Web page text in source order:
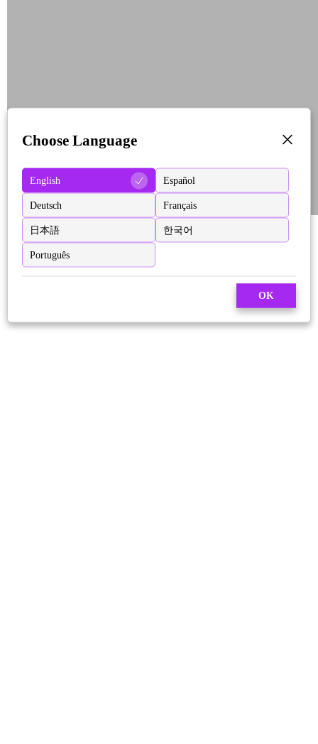
Choose Language
English Español
Deutsch Français
日本語 한국어
Português
OK